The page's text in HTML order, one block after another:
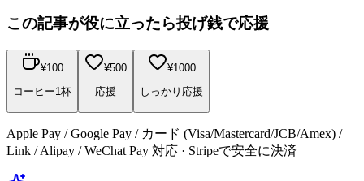
この記事が役に立ったら投げ銭で応援
¥100
コーヒー1杯
¥500
応援
¥1000
しっかり応援
Apple Pay / Google Pay / カード (Visa/Mastercard/JCB/Amex) /
Link / Alipay / WeChat Pay 対応 · Stripeで安全に決済